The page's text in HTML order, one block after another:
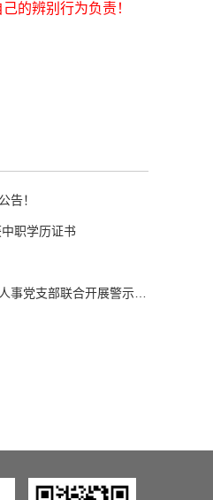
的辨别行为负责！
告！
职学历证书